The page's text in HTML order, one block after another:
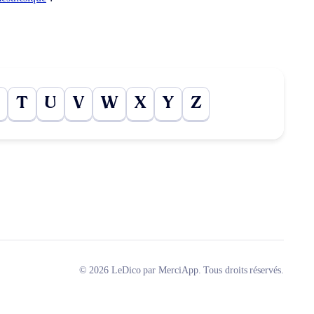
T U V W X Y Z
© 2026 LeDico par MerciApp. Tous droits réservés.